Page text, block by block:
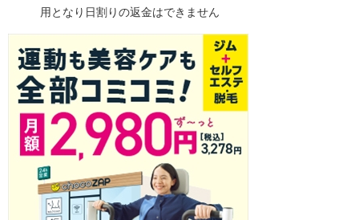
用となり日割りの返金はできません